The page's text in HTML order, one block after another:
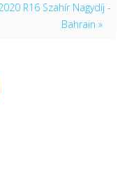
R16 Szahír Nagydíj -
Bahrain »